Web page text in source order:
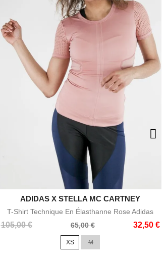
Aperçu rapide
ADIDAS X STELLA MC CARTNEY
T-Shirt Technique En Élasthanne Rose Adidas
105,00 €
Prix
65,00 € 32,50 €
Prix
XS M